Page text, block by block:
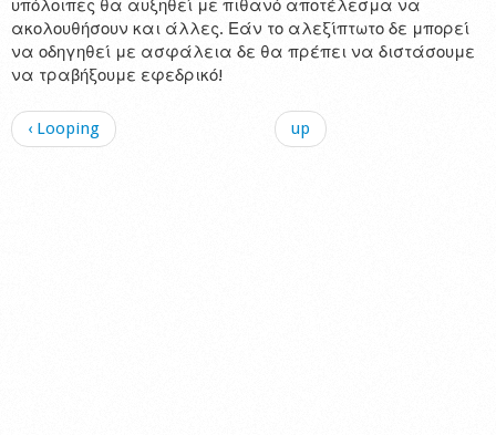
υπόλοιπες θα αυξηθεί με πιθανό αποτέλεσμα να
ακολουθήσουν και άλλες. Εάν το αλεξίπτωτο δε μπορεί
να οδηγηθεί με ασφάλεια δε θα πρέπει να διστάσουμε
να τραβήξουμε εφεδρικό!
‹ Looping up